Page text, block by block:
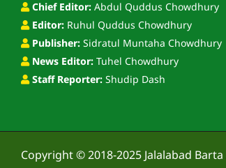
Chief Editor: Abdul Quddus Chowdhury
Editor: Ruhul Quddus Chowdhury
Publisher: Sidratul Muntaha Chowdhury
News Editor: Tuhel Chowdhury
Staff Reporter: Shudip Dash
Copyright © 2018-2025Jalalabad Barta